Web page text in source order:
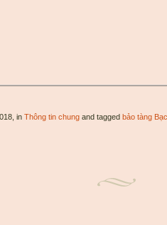
in Thông tin chungand tagged bảo tàng